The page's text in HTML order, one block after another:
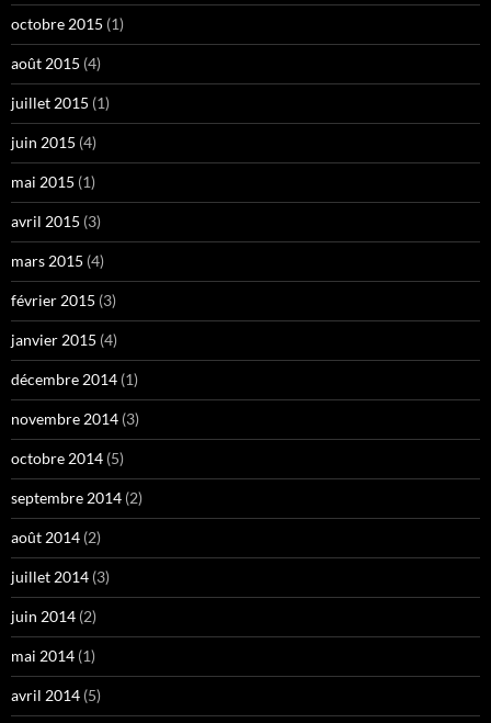
octobre 2015 (1)
août 2015 (4)
juillet 2015 (1)
juin 2015 (4)
mai 2015 (1)
avril 2015 (3)
mars 2015 (4)
février 2015 (3)
janvier 2015 (4)
décembre 2014 (1)
novembre 2014 (3)
octobre 2014 (5)
septembre 2014 (2)
août 2014 (2)
juillet 2014 (3)
juin 2014 (2)
mai 2014 (1)
avril 2014 (5)